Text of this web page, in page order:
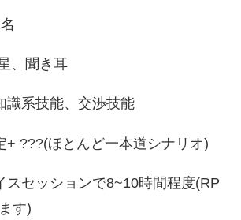
、聞き耳
系技能、交渉技能
???(ほとんど一本道シナリオ)
セッションで8~10時間程度(RP
す)